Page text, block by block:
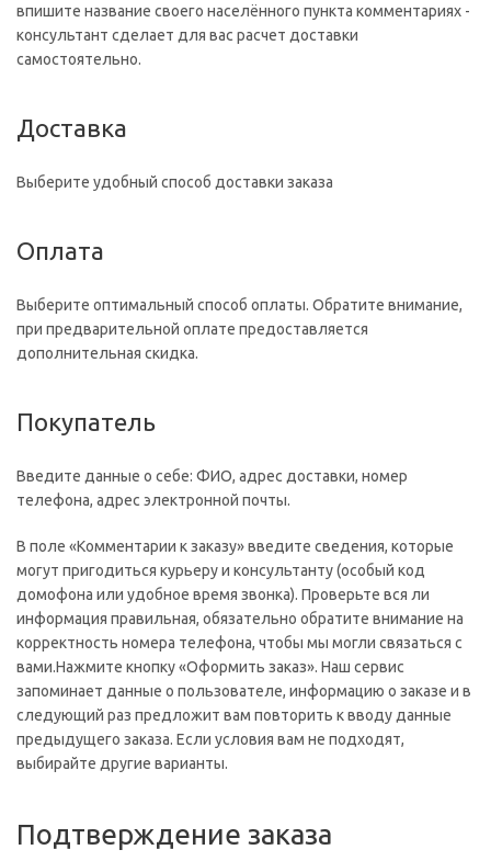
впишите название своего населённого пункта комментариях -
консультант сделает для вас расчет доставки
самостоятельно.
Доставка
Выберите удобный способ доставки заказа
Оплата
Выберите оптимальный способ оплаты. Обратите внимание,
при предварительной оплате предоставляется
дополнительная скидка.
Покупатель
Введите данные о себе: ФИО, адрес доставки, номер
телефона, адрес электронной почты.
В поле «Комментарии к заказу» введите сведения, которые
могут пригодиться курьеру и консультанту (особый код
домофона или удобное время звонка). Проверьте вся ли
информация правильная, обязательно обратите внимание на
корректность номера телефона, чтобы мы могли связаться с
вами.Нажмите кнопку «Оформить заказ». Наш сервис
запоминает данные о пользователе, информацию о заказе и в
следующий раз предложит вам повторить к вводу данные
предыдущего заказа. Если условия вам не подходят,
выбирайте другие варианты.
Подтверждение заказа